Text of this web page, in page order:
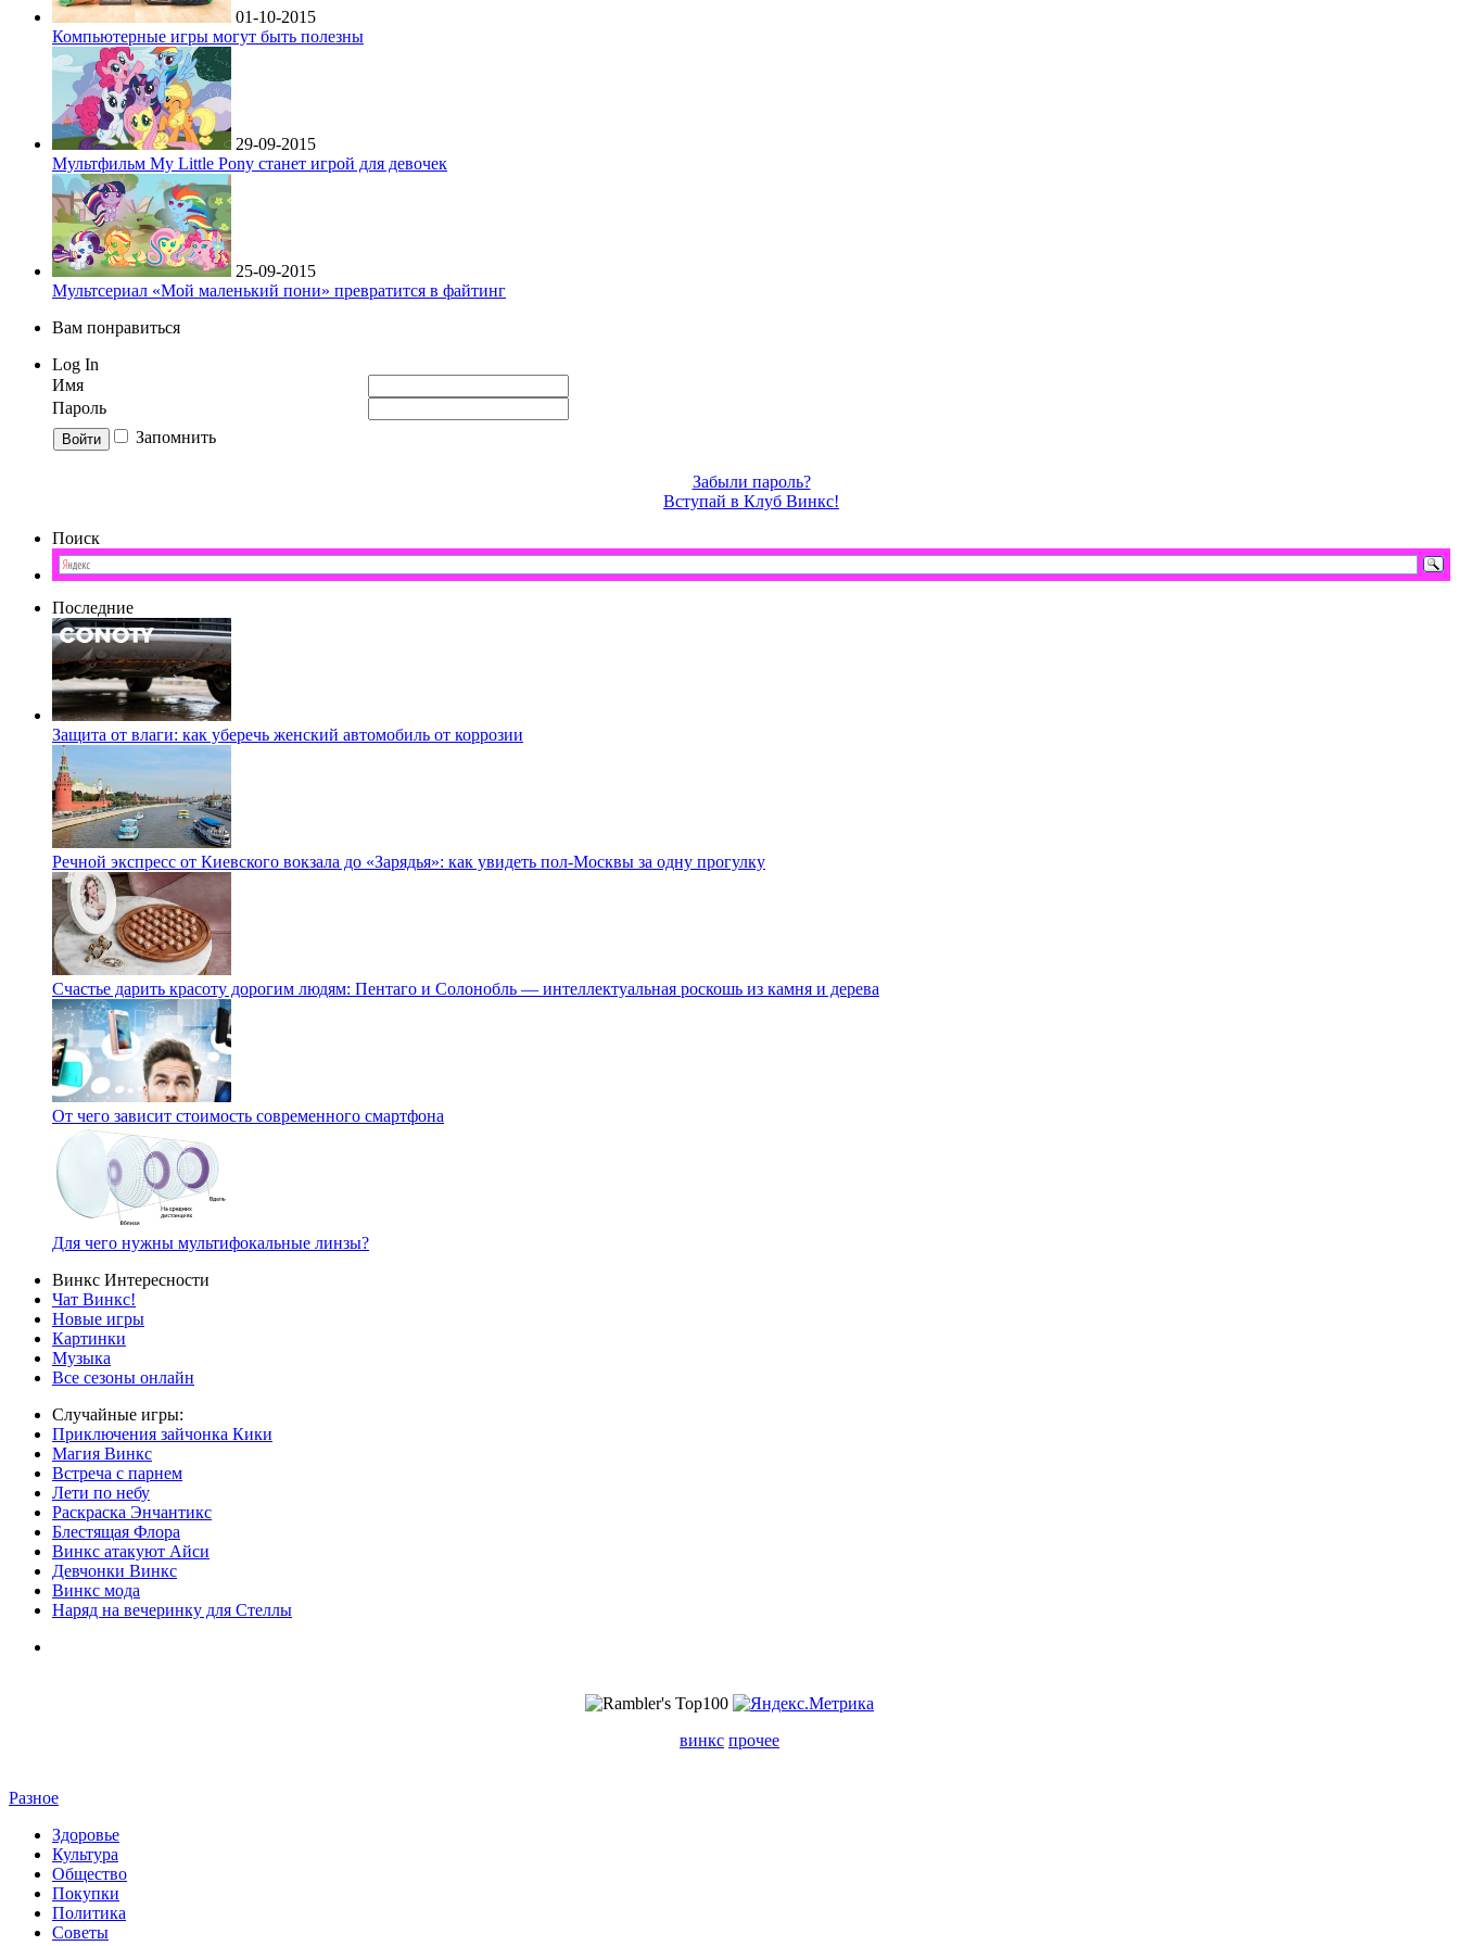
01-10-2015
Компьютерные игры могут быть полезны
29-09-2015
Мультфильм My Little Pony станет игрой для девочек
25-09-2015
Мультсериал «Мой маленький пони» превратится в файтинг
Вам понравиться
Log In
Имя
Пароль
Запомнить
Забыли пароль?
Вступай в Клуб Винкс!
Поиск
Последние
Защита от влаги: как уберечь женский автомобиль от коррозии
Речной экспресс от Киевского вокзала до «Зарядья»: как увидеть пол-Москвы за одну прогулку
Счастье дарить красоту дорогим людям: Пентаго и Солонобль — интеллектуальная роскошь из камня и дерева
От чего зависит стоимость современного смартфона
Для чего нужны мультифокальные линзы?
Винкс Интересности
Чат Винкс!
Новые игры
Картинки
Музыка
Все сезоны онлайн
Случайные игры:
Приключения зайчонка Кики
Магия Винкс
Встреча с парнем
Лети по небу
Раскраска Энчантикс
Блестящая Флора
Винкс атакуют Айси
Девчонки Винкс
Винкс мода
Наряд на вечеринку для Стеллы
винкс прочее
Разное
Здоровье
Культура
Общество
Покупки
Политика
Советы